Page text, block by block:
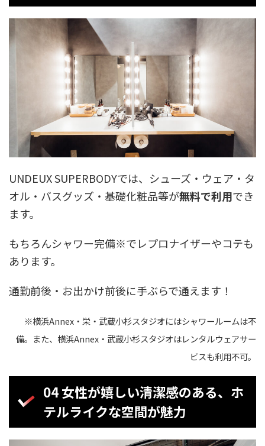
UNDEUX SUPERBODYでは、シューズ・ウェア・タ
オル・バスグッズ・基礎化粧品等が無料で利用でき
ます。
もちろんシャワー完備※でレプロナイザーやコテも
あります。
通勤前後・お出かけ前後に手ぶらで通えます！
※横浜Annex・栄・武蔵小杉スタジオにはシャワールームは不
備。また、横浜Annex・武蔵小杉スタジオはレンタルウェアサー
ビスも利用不可。
04 女性が嬉しい清潔感のある、ホ
テルライクな空間が魅力